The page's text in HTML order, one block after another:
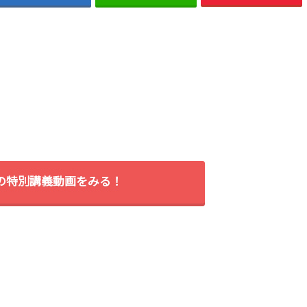
特別講義動画をみる！